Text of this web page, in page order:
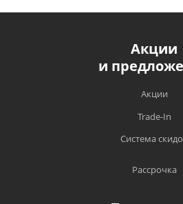
Акции
и
Акции
Trade-In
Система
Рассрочка